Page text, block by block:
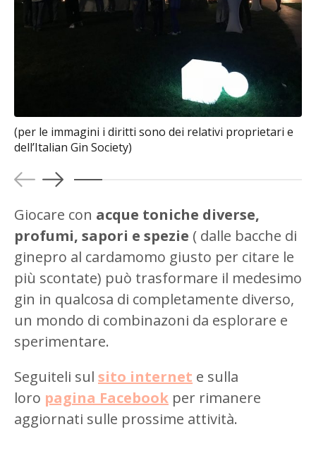
(per le immagini i diritti sono dei relativi proprietari e
dell’Italian Gin Society)
Giocare con acque toniche diverse,
profumi, sapori e spezie ( dalle bacche di
ginepro al cardamomo giusto per citare le
più scontate) può trasformare il medesimo
gin in qualcosa di completamente diverso,
un mondo di combinazoni da esplorare e
sperimentare.
Seguiteli sul sito internet e sulla
loro pagina Facebook per rimanere
aggiornati sulle prossime attività.